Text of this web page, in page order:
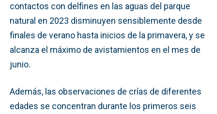
contactos con delfines en las aguas del parque
natural en 2023 disminuyen sensiblemente desde
finales de verano hasta inicios de la primavera, y se
alcanza el máximo de avistamientos en el mes de
junio.
Además, las observaciones de crías de diferentes
edades se concentran durante los primeros seis